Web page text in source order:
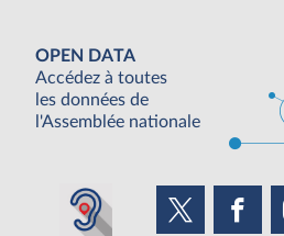
OPEN DATA
Accédez à toutes
les données de
l'Assemblée nationale